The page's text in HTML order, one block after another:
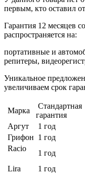
первым, кто оставил
Гарантия 12 месяцев
распространяется на:
портативные и
репитеры,
Уникальное
увеличиваем срок
Марка
Стандартная
гарантия
Аргут
1 год
Грифон 1 год
Racio
1 год
Lira
1 год